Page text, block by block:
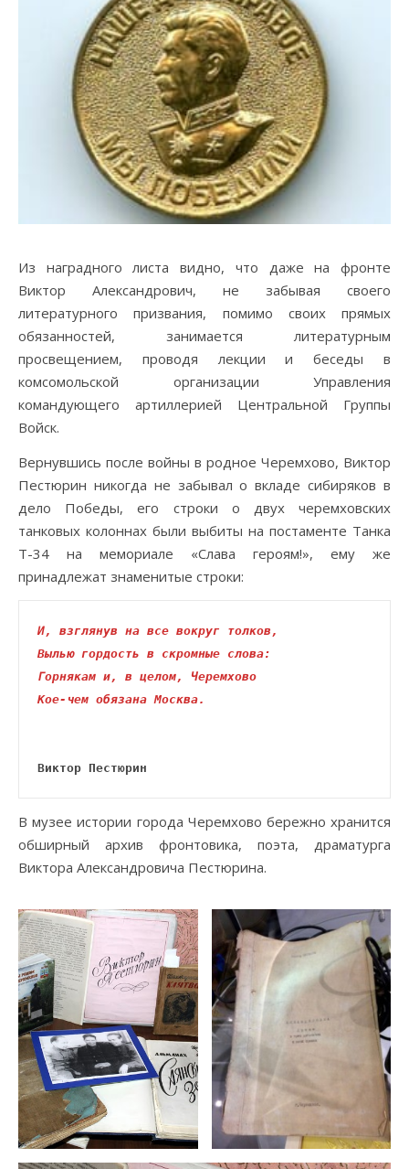
Из наградного листа видно, что даже на фронте
Виктор Александрович, не забывая своего
литературного призвания, помимо своих прямых
обязанностей, занимается литературным
просвещением, проводя лекции и беседы в
комсомольской организации Управления
командующего артиллерией Центральной Группы
Войск.
Вернувшись после войны в родное Черемхово, Виктор
Пестюрин никогда не забывал о вкладе сибиряков в
дело Победы, его строки о двух черемховских
танковых колоннах были выбиты на постаменте Танка
Т-34 на мемориале «Слава героям!», ему же
принадлежат знаменитые строки:
И, взглянув на все вокруг толков,
Вылью гордость в скромные слова:
Горнякам и, в целом, Черемхово
Кое-чем обязана Москва.
Виктор Пестюрин
В музее истории города Черемхово бережно хранится
обширный архив фронтовика, поэта, драматурга
Виктора Александровича Пестюрина.